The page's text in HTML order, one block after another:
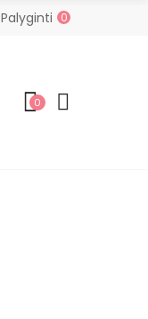
Palyginti 0
0